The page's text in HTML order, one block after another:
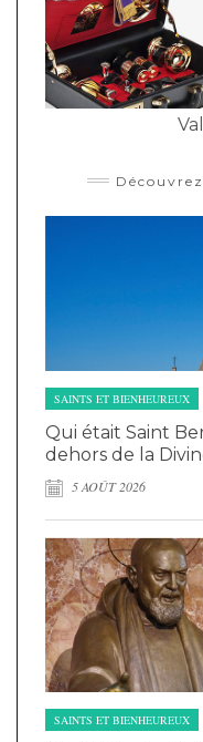
SAINTS ET BIENHEUREUX
Qui était Saint
dehors de la
5 AOÛT 2026
SAINTS ET BIENHEUREUX